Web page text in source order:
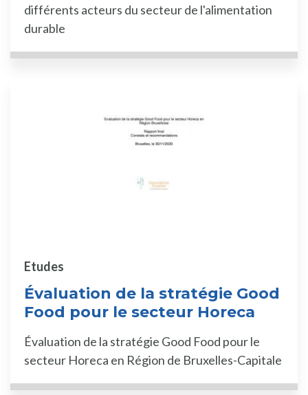
différents acteurs du secteur de l'alimentation
durable
Évaluation de la stratégie Good
Food pour le secteur Horeca
Etudes
Évaluation de la stratégie Good Food pour le
secteur Horeca en Région de Bruxelles-Capitale